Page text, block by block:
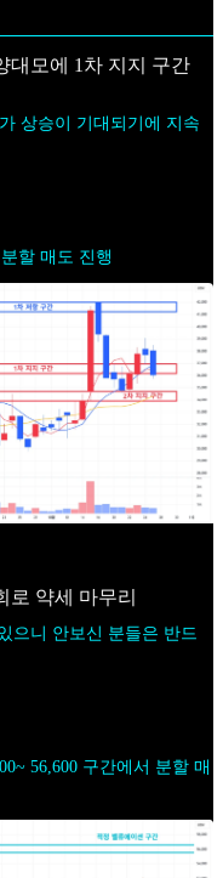
대모에 1차 지지 구간
상승이 기대되기에 지속
할 매도 진행
로 약세 마무리
으니 안보신 분들은 반드
56,600 구간에서 분할 매